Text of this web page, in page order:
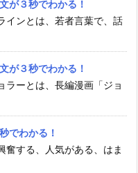
が３秒でわかる！
インとは、若者言葉で、話
が３秒でわかる！
ラーとは、長編漫画「ジョ
でわかる！
奮する、人気がある、はま